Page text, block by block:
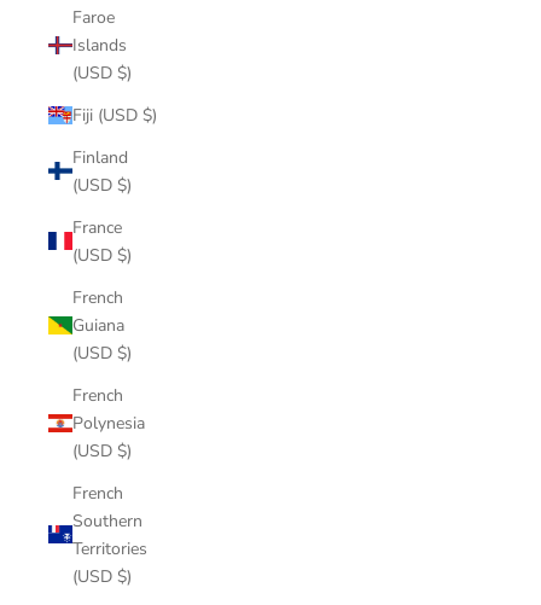
Faroe
Islands
(USD $)
Fiji (USD $)
Finland
(USD $)
France
(USD $)
French
Guiana
(USD $)
French
Polynesia
(USD $)
French
Southern
Territories
(USD $)